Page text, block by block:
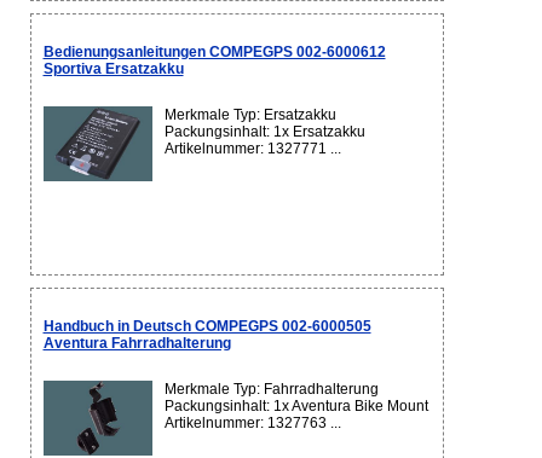
Bedienungsanleitungen COMPEGPS 002-6000612
Sportiva Ersatzakku
Merkmale Typ: Ersatzakku
Packungsinhalt: 1x Ersatzakku
Artikelnummer: 1327771 ...
Handbuch in Deutsch COMPEGPS 002-6000505
Aventura Fahrradhalterung
Merkmale Typ: Fahrradhalterung
Packungsinhalt: 1x Aventura Bike Mount
Artikelnummer: 1327763 ...